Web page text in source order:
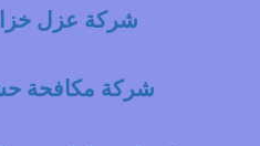
شركة عزل
شركة مكافحة